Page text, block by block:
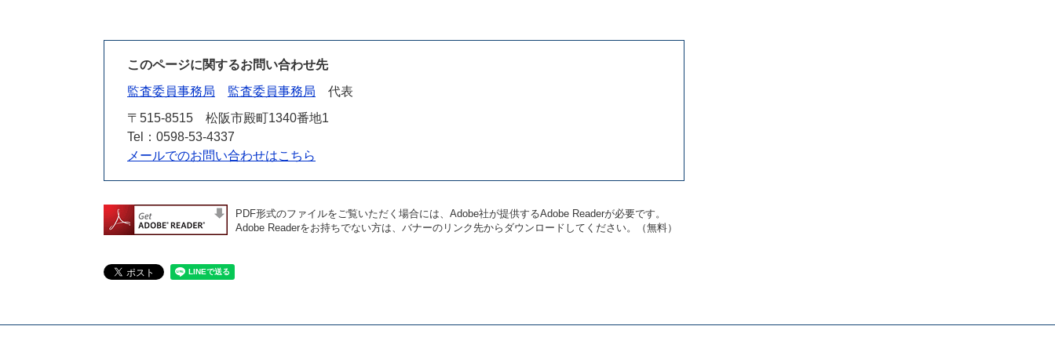
このページに関するお問い合わせ先
監査委員事務局
監査委員事務局
代表
〒515-8515
松阪市殿町1340番地1
Tel：0598-53-4337
メールでのお問い合わせはこちら
PDF形式のファイルをご覧いただく場合には、Adobe社が提供するAdobe Readerが必要です。
Adobe Readerをお持ちでない方は、バナーのリンク先からダウンロードしてください。（無料）